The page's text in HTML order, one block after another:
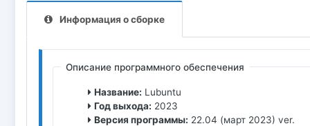
Информация о сборке
Описание программного обеспечения
Название: Lubuntu
Год выхода: 2023
Версия программы: 22.04 (март 2023) ver.